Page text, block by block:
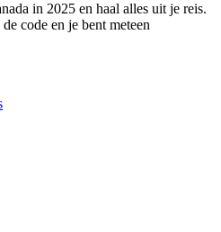
in 2025 en haal alles uit je reis.
code en je bent meteen